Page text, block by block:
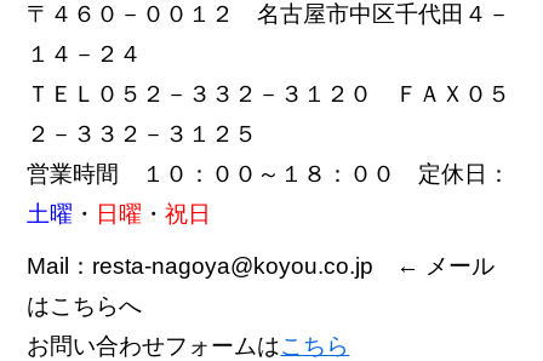
〒４６０－００１２ 名古屋市中区千代田４－
１４－２４
ＴＥＬ０５２－３３２－３１２０ ＦＡＸ０５
２－３３２－３１２５
営業時間 １０：００～１８：００ 定休日：
土曜 ・ 日曜 ・祝日
Mail：resta-nagoya@koyou.co.jp ← メール
はこちらへ
お問い合わせフォームはこちら